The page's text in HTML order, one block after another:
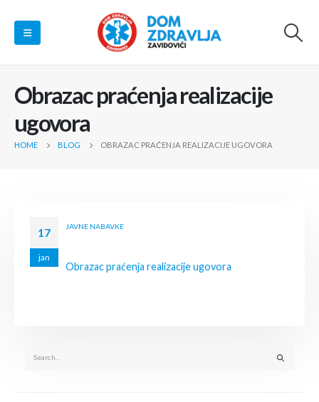
Obrazac praćenja realizacije
ugovora
HOME BLOG OBRAZAC PRAĆENJA REALIZACIJE UGOVORA
17
jan
JAVNE NABAVKE
Obrazac praćenja realizacije ugovora